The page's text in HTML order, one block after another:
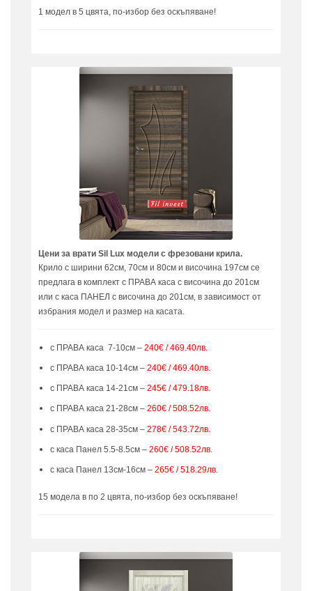
1 модел в 5 цвята, по-избор без оскъпяване!
Цени за врати Sil Lux модели с фрезовани крила.
Крило с ширини 62см, 70см и 80см и височина 197см се
предлага в комплект с ПРАВА каса с височина до 201см
или с каса ПАНЕЛ с височина до 201см, в зависимост от
избрания модел и размер на касата.
с ПРАВА каса 7-10см –240€ / 469.40лв.
с ПРАВА каса 10-14см –240€ / 469.40лв.
с ПРАВА каса 14-21см –245€ / 479.18лв.
с ПРАВА каса 21-28см –260€ / 508.52лв.
с ПРАВА каса 28-35см –278€ / 543.72лв.
с каса Панел 5.5-8.5см –260€ / 508.52лв.
с каса Панел 13см-16см –265€ / 518.29лв.
15 модела в по 2 цвята, по-избор без оскъпяване!